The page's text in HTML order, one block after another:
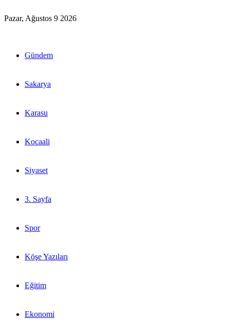
Pazar, Ağustos 9 2026
Gündem
Sakarya
Karasu
Kocaali
Siyaset
3. Sayfa
Spor
Köşe Yazıları
Eğitim
Ekonomi